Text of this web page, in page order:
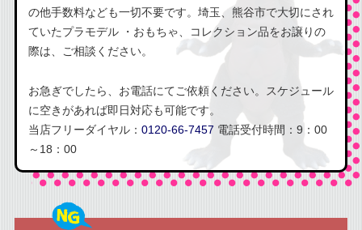
の他手数料なども一切不要です。埼玉、熊谷市で大切にされ
ていたプラモデル ・おもちゃ、コレクション品をお譲りの
際は、ご相談ください。
お急ぎでしたら、お電話にてご依頼ください。スケジュール
に空きがあれば即日対応も可能です。
当店フリーダイヤル： 0120-66-7457 電話受付時間：9：00
～18：00